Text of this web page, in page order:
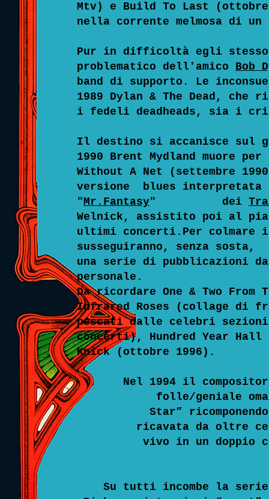
Mtv) e Build To Last
nella corrente melmosa di
Pur in difficoltà egli
problematico dell'amico Bob
band di supporto. Le
1989 Dylan & The Dead, che
i fedeli deadheads, sia i
Il destino si accanisce sul
1990 Brent Mydland muore
Without A Net (settembre
versione blues interpretata
"Mr.Fantasy" dei
Welnick, assistito poi al
ultimi concerti.Per
susseguiranno, senza sosta,
una serie di pubblicazioni
personale.
Da ricordare One & Two
Infrared Roses (collage di
pescati dalle celebri
concerti), Hundred Year Hall
Knick (ottobre 1996).
Nel 1994 il compositore
folle/geniale omaggio
Star” ricomponendone
ricavata da oltre
vivo in un doppio cd
Su tutti incombe la